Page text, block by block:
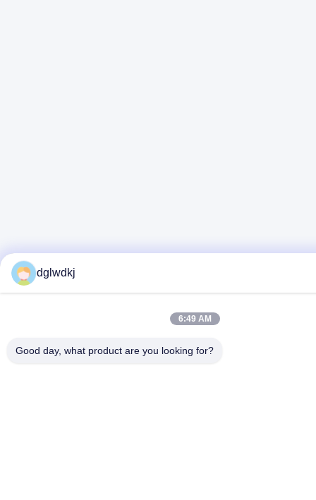
dglwdkj
6:49 AM
Good day, what product are you looking for?